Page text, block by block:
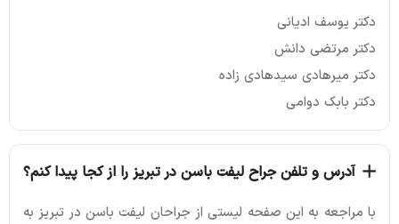
دکتر یوسف ادیانی
دکتر مرتضی دانش
دکتر میرهادی سید‌هادی زاده
دکتر بابک دوامی
آدرس و تلفن جراح لیفت باسن در تبریز را از کجا پیدا کنم؟
با مراجعه به این صفحه لیستی از جراحان لیفت باسن در تبریز به